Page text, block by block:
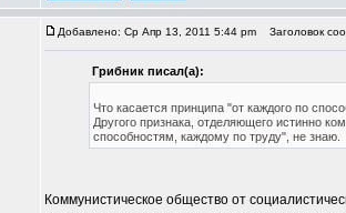
Добавлено: Ср Апр 13, 2011 5:44 pm Заголовок
Грибник писал(а):
Что касается принципа "от каждого по
Другого признака, отделяющего истинно
способностям, каждому по труду", не знаю.
Коммунистическое общество от